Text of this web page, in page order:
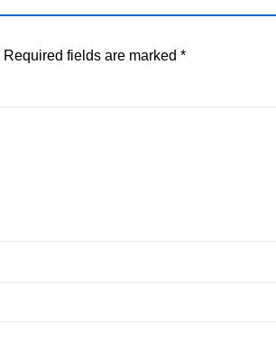
Required fields are marked *